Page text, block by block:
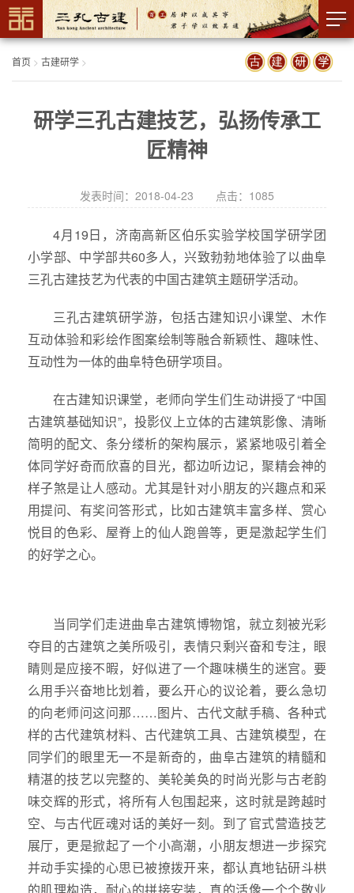
首页 > 古建研学 >
研学三孔古建技艺，弘扬传承工
匠精神
发表时间：2018-04-23 点击： 1085
4月19日，济南高新区伯乐实验学校国学研学团
小学部、中学部共60多人，兴致勃勃地体验了以曲阜
三孔古建技艺为代表的中国古建筑主题研学活动。
三孔古建筑研学游，包括古建知识小课堂、木作
互动体验和彩绘作图案绘制等融合新颖性、趣味性、
互动性为一体的曲阜特色研学项目。
在古建知识课堂，老师向学生们生动讲授了“中国
古建筑基础知识”，投影仪上立体的古建筑影像、清晰
简明的配文、条分缕析的架构展示，紧紧地吸引着全
体同学好奇而欣喜的目光，都边听边记，聚精会神的
样子煞是让人感动。尤其是针对小朋友的兴趣点和采
用提问、有奖问答形式，比如古建筑丰富多样、赏心
悦目的色彩、屋脊上的仙人跑兽等，更是激起学生们
的好学之心。
当同学们走进曲阜古建筑博物馆，就立刻被光彩
夺目的古建筑之美所吸引，表情只剩兴奋和专注，眼
睛则是应接不暇，好似进了一个趣味横生的迷宫。要
么用手兴奋地比划着，要么开心的议论着，要么急切
的向老师问这问那……图片、古代文献手稿、各种式
样的古代建筑材料、古代建筑工具、古建筑模型，在
同学们的眼里无一不是新奇的，曲阜古建筑的精髓和
精湛的技艺以完整的、美轮美奂的时尚光影与古老韵
味交辉的形式，将所有人包围起来，这时就是跨越时
空、与古代匠魂对话的美好一刻。到了官式营造技艺
展厅，更是掀起了一个小高潮，小朋友想进一步探究
并动手实操的心思已被撩拨开来，都认真地钻研斗栱
的肌理构造，耐心的拼接安装，真的活像一个个敬业